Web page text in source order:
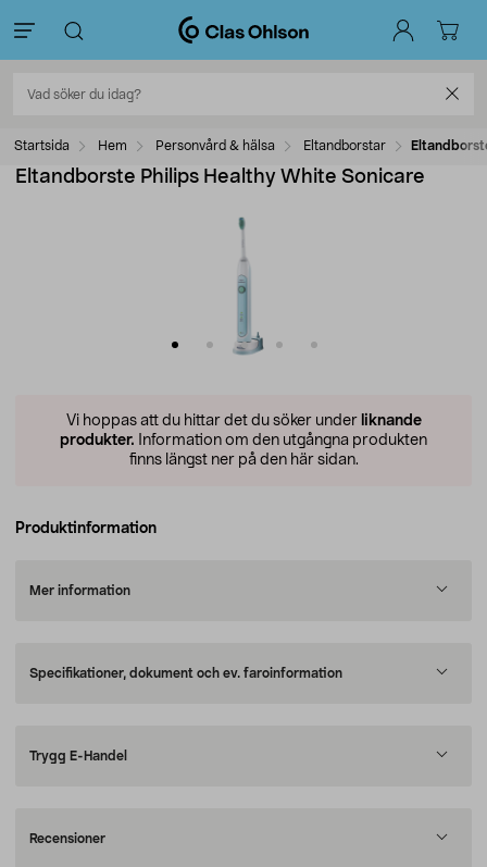
Startsida Hem Personvård & hälsa Eltandborstar
Eltandborste Philips Healthy White Sonicare
Vi hoppas att du hittar det du söker under liknande
produkter. Information om den utgångna produkten
finns längst ner på den här sidan.
Produktinformation
Mer information
Specifikationer, dokument och ev. faroinformation
Trygg E-Handel
Recensioner